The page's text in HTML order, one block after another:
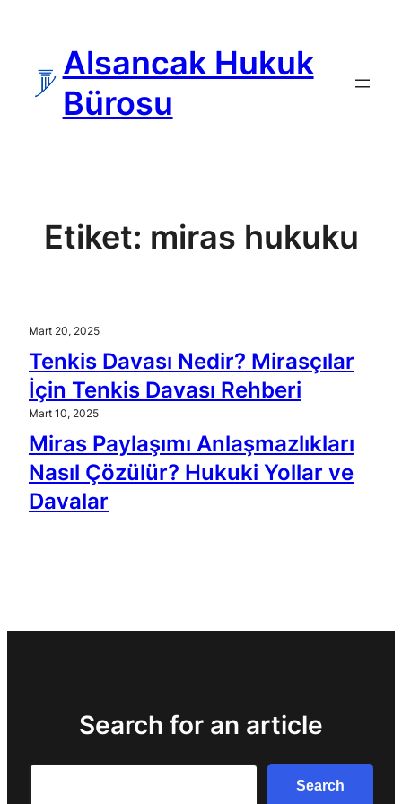
Alsancak Hukuk
Bürosu
Etiket: miras hukuku
Mart 20, 2025
Tenkis Davası Nedir? Mirasçılar
İçin Tenkis Davası Rehberi
Mart 10, 2025
Miras Paylaşımı Anlaşmazlıkları
Nasıl Çözülür? Hukuki Yollar ve
Davalar
Search for an article
Search